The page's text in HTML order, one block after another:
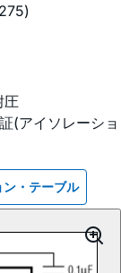
圧
(アイソレーショ
・テーブル